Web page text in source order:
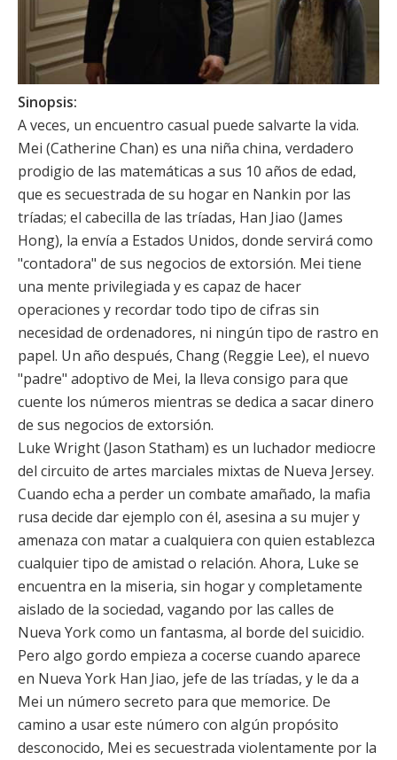
Sinopsis:
A veces, un encuentro casual puede salvarte la vida.
Mei (Catherine Chan) es una niña china, verdadero
prodigio de las matemáticas a sus 10 años de edad,
que es secuestrada de su hogar en Nankin por las
tríadas; el cabecilla de las tríadas, Han Jiao (James
Hong), la envía a Estados Unidos, donde servirá como
"contadora" de sus negocios de extorsión. Mei tiene
una mente privilegiada y es capaz de hacer
operaciones y recordar todo tipo de cifras sin
necesidad de ordenadores, ni ningún tipo de rastro en
papel. Un año después, Chang (Reggie Lee), el nuevo
"padre" adoptivo de Mei, la lleva consigo para que
cuente los números mientras se dedica a sacar dinero
de sus negocios de extorsión.
Luke Wright (Jason Statham) es un luchador mediocre
del circuito de artes marciales mixtas de Nueva Jersey.
Cuando echa a perder un combate amañado, la mafia
rusa decide dar ejemplo con él, asesina a su mujer y
amenaza con matar a cualquiera con quien establezca
cualquier tipo de amistad o relación. Ahora, Luke se
encuentra en la miseria, sin hogar y completamente
aislado de la sociedad, vagando por las calles de
Nueva York como un fantasma, al borde del suicidio.
Pero algo gordo empieza a cocerse cuando aparece
en Nueva York Han Jiao, jefe de las tríadas, y le da a
Mei un número secreto para que memorice. De
camino a usar este número con algún propósito
desconocido, Mei es secuestrada violentamente por la